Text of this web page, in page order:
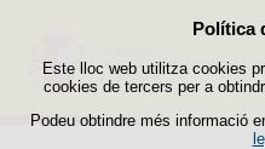
Política
Este lloc web utilitza cookies
cookies de tercers per a
Podeu obtindre més informació